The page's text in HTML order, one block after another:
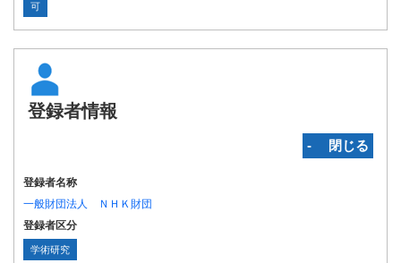
可
登録者情報
‐ 閉じる
登録者名称
一般財団法人 ＮＨＫ財団
登録者区分
学術研究